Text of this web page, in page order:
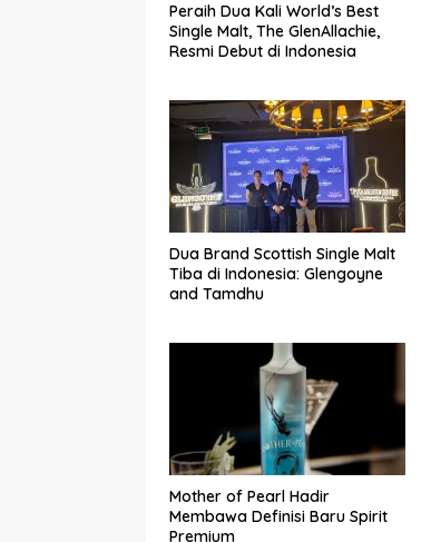
Peraih Dua Kali World’s Best
Single Malt, The GlenAllachie,
Resmi Debut di Indonesia
Dua Brand Scottish Single Malt
Tiba di Indonesia: Glengoyne
and Tamdhu
Mother of Pearl Hadir
Membawa Definisi Baru Spirit
Premium